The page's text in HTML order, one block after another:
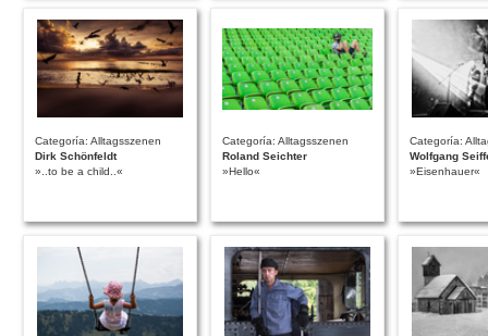
Categoría: Alltagsszenen
Dirk Schönfeldt
»..to be a child..«
Categoría: Alltagsszenen
Roland Seichter
»Hello«
Categoría:
Wolfgang
»Eisenhauer«